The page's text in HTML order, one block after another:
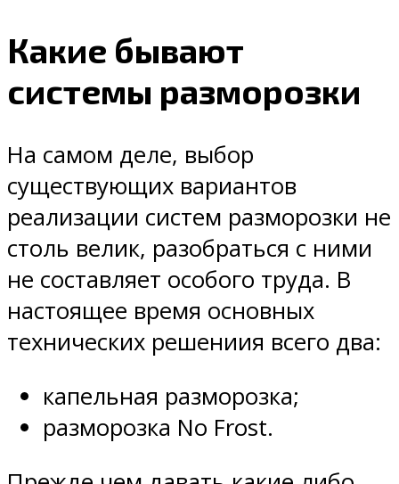
Какие бывают
системы разморозки
На самом деле, выбор
существующих вариантов
реализации систем разморозки не
столь велик, разобраться с ними
не составляет особого труда. В
настоящее время основных
технических решениия всего два:
капельная разморозка;
разморозка No Frost.